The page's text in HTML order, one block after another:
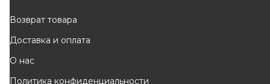
Возврат товара
Доставка и оплата
О нас
Политика конфиденциальности